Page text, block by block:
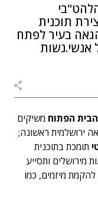
תוכנית
בעיר לפתח
אנשי.נשות
הבית הפתוח משיקים
ירושלמית ראשונה;
תומכת בתוכנית
מירושלים ותסייע
להקמת מיזמים, כמו